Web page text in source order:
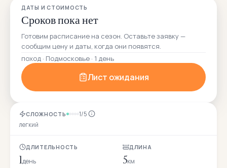
СЛОЖНОСТЬ 1/5
легкий
ДЛИТЕЛЬНОСТЬ
1день
ДЛИНА
5км
ДАТЫ И СТОИМОСТЬ
Сроков пока нет
Готовим расписание на сезон. Оставьте заявку —
сообщим цену и даты, когда они появятся.
поход · Подмосковье · 1 день
Лист ожидания